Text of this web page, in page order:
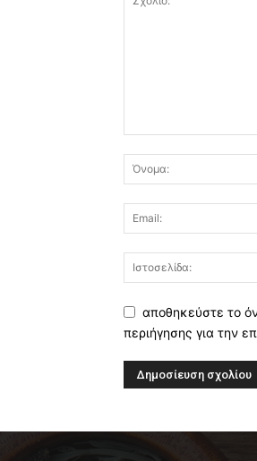
αποθηκεύστε το
περιήγησης για την